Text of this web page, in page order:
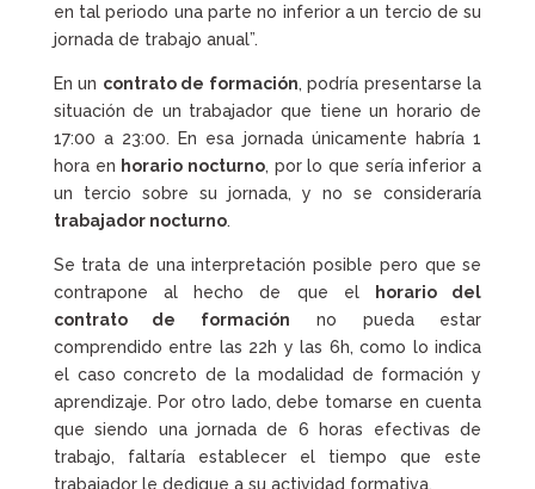
en tal periodo una parte no inferior a un tercio de su
jornada de trabajo anual”.
En un contrato de formación, podría presentarse la
situación de un trabajador que tiene un horario de
17:00 a 23:00. En esa jornada únicamente habría 1
hora en horario nocturno, por lo que sería inferior a
un tercio sobre su jornada, y no se consideraría
trabajador nocturno.
Se trata de una interpretación posible pero que se
contrapone al hecho de que el
horario del
contrato de formación no pueda estar
comprendido entre las 22h y las 6h, como lo indica
el caso concreto de la modalidad de formación y
aprendizaje. Por otro lado, debe tomarse en cuenta
que siendo una jornada de 6 horas efectivas de
trabajo, faltaría establecer el tiempo que este
trabajador le dedique a su actividad formativa.